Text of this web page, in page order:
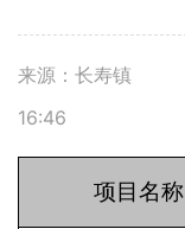
来源：长寿镇
16:46
项目名称